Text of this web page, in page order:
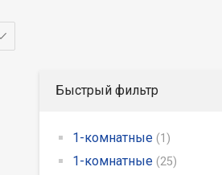
Быстрый фильтр
1-комнатные (1)
1-комнатные (25)